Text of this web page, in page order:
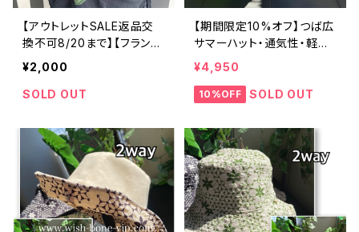
【アウトレットSALE返品交
換不可8/20まで】【フランス
インポート】 90cm大判スク
エア 室内スカーフ ツヤスカ
ーフ/ガーデンフラワー・イエ
¥2,000
SOLD OUT
【期間限定10%オフ】つば広
サマーハット・通気性・軽量
ワイヤー入りハット ボーダ
ー＆BIGリボン・女優帽 紫外
線/UV対策 レディースハッ
¥4,950
10%OFF SOLD OUT